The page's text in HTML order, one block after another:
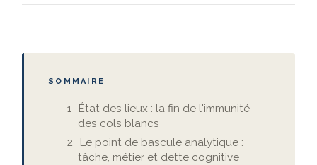
SOMMAIRE
État des lieux : la fin de l'immunité
des cols blancs
Le point de bascule analytique :
tâche, métier et dette cognitive